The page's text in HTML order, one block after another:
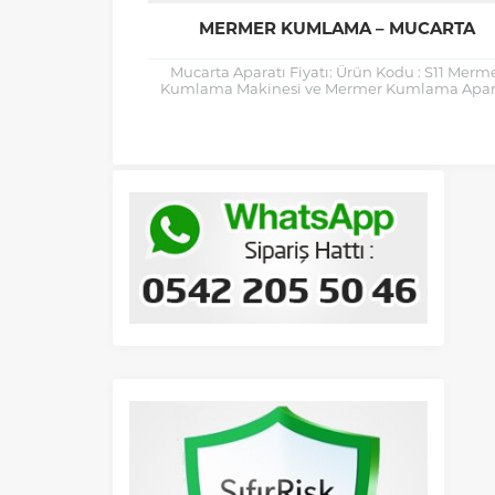
MERMER KUMLAMA – MUCARTA
Mucarta Aparatı Fiyatı: Ürün Kodu : S11
Kumlama Makinesi ve Mermer Kumlama